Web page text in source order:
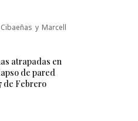
y Marcell
atrapadas en
de pared
de Febrero